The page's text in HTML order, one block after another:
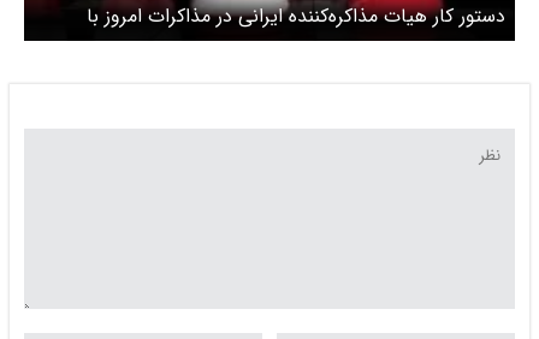
دستور کار هیات‌ مذاکره‌کننده ایرانی در مذاکرات امروز با
آمریکا چیست؟